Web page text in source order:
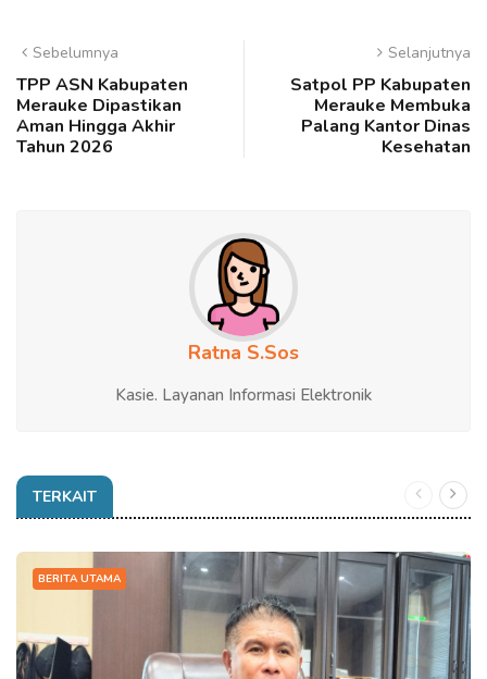
Sebelumnya
TPP ASN Kabupaten
Merauke Dipastikan
Aman Hingga Akhir
Tahun 2026
Selanjutnya
Satpol PP Kabupaten
Merauke Membuka
Palang Kantor Dinas
Kesehatan
Ratna S.Sos
Kasie. Layanan Informasi Elektronik
TERKAIT
BERITA UTAMA